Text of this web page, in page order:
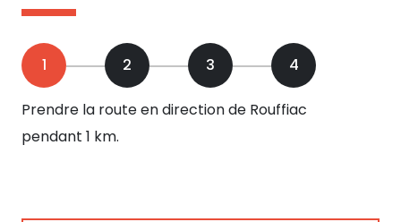
1 2 3 4
Prendre la route en direction de Rouffiac
pendant 1 km.